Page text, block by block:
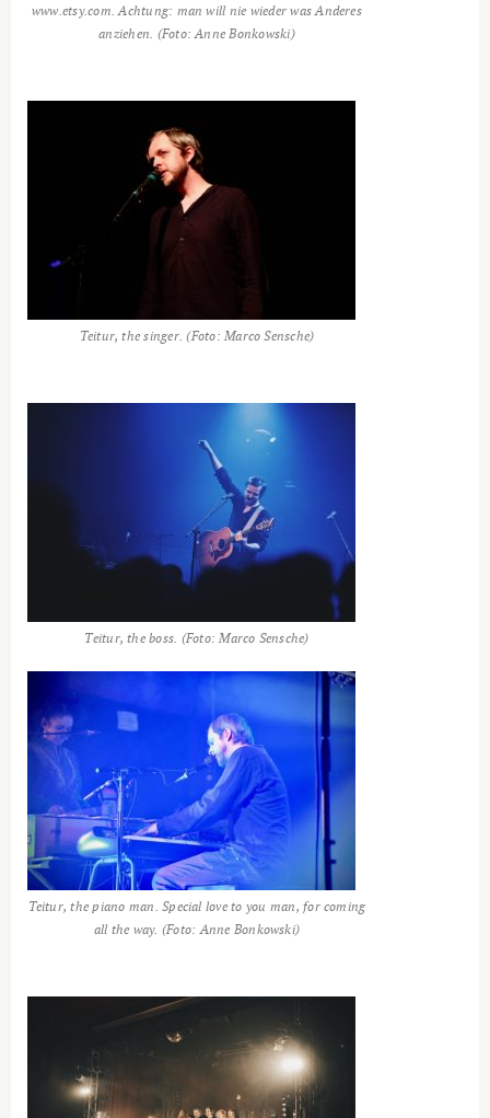
www.etsy.com. Achtung: man will nie wieder was Anderes
anziehen. (Foto: Anne Bonkowski)
Teitur, the singer. (Foto: Marco Sensche)
Teitur, the boss. (Foto: Marco Sensche)
Teitur, the piano man. Special love to you man, for coming
all the way. (Foto: Anne Bonkowski)